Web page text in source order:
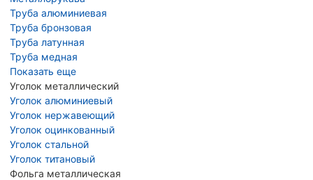
Труба алюминиевая
Труба бронзовая
Труба латунная
Труба медная
Показать еще
Уголок металлический
Уголок алюминиевый
Уголок нержавеющий
Уголок оцинкованный
Уголок стальной
Уголок титановый
Фольга металлическая